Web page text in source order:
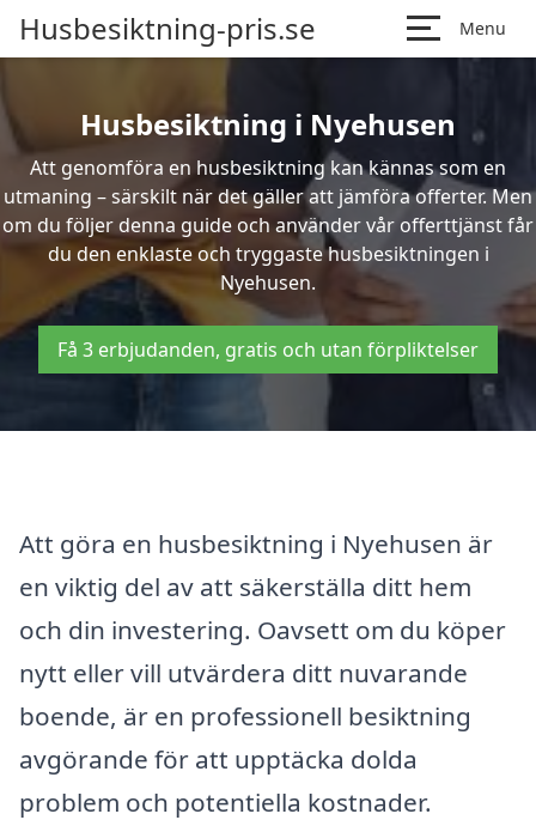
Husbesiktning-pris.se Menu
Husbesiktning i Nyehusen
Att genomföra en husbesiktning kan kännas som en
utmaning – särskilt när det gäller att jämföra offerter. Men
om du följer denna guide och använder vår offerttjänst får
du den enklaste och tryggaste husbesiktningen i
Nyehusen.
Få 3 erbjudanden, gratis och utan förpliktelser
Att göra en husbesiktning i Nyehusen är
en viktig del av att säkerställa ditt hem
och din investering. Oavsett om du köper
nytt eller vill utvärdera ditt nuvarande
boende, är en professionell besiktning
avgörande för att upptäcka dolda
problem och potentiella kostnader.